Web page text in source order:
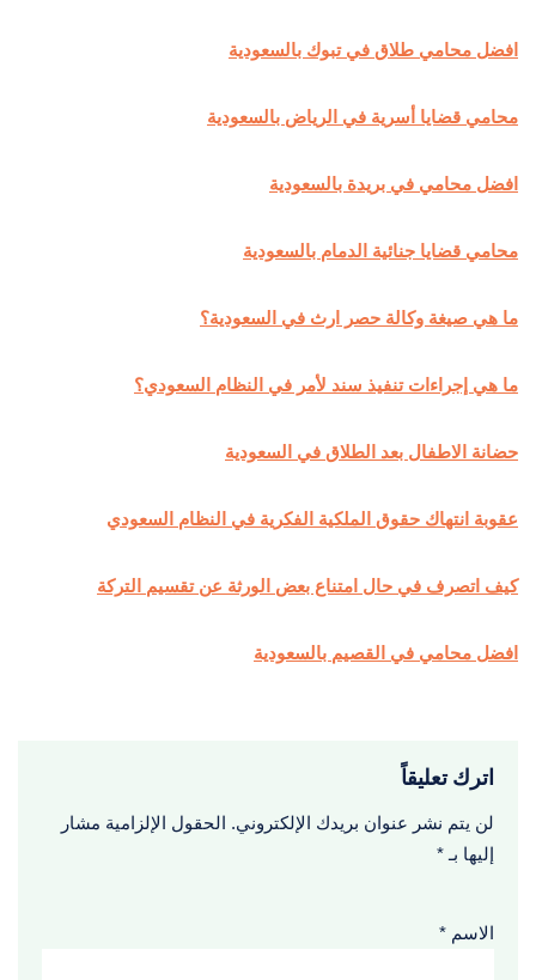
افضل محامي طلاق في تبوك بالسعودية
محامي قضايا أسرية في الرياض بالسعودية
افضل محامي في بريدة بالسعودية
محامي قضايا جنائية الدمام بالسعودية
ما هي صيغة وكالة حصر ارث في السعودية؟
ما هي إجراءات تنفيذ سند لأمر في النظام السعودي؟
حضانة الاطفال بعد الطلاق في السعودية
عقوبة انتهاك حقوق الملكية الفكرية في النظام السعودي
كيف اتصرف في حال امتناع بعض الورثة عن تقسيم التركة
افضل محامي في القصيم بالسعودية
اترك تعليقاً
لن يتم نشر عنوان بريدك الإلكتروني. الحقول الإلزامية مشار
إليها بـ *
الاسم *